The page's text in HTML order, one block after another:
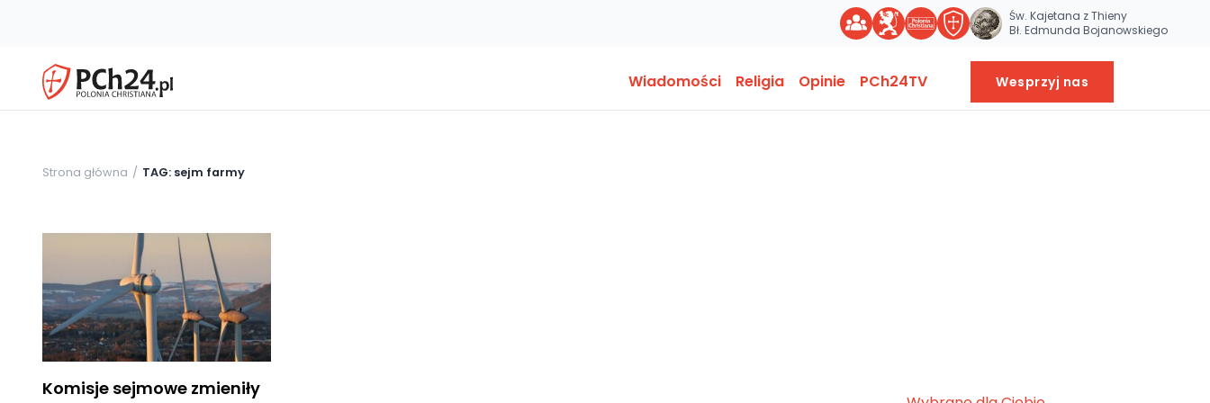
Św. Kajetana z Thieny
Bł. Edmunda Bojanowskiego
Wiadomości Religia Opinie PCh24TV Wesprzyj nas
Strona główna TAG: sejm farmy
Komisje sejmowe zmieniły